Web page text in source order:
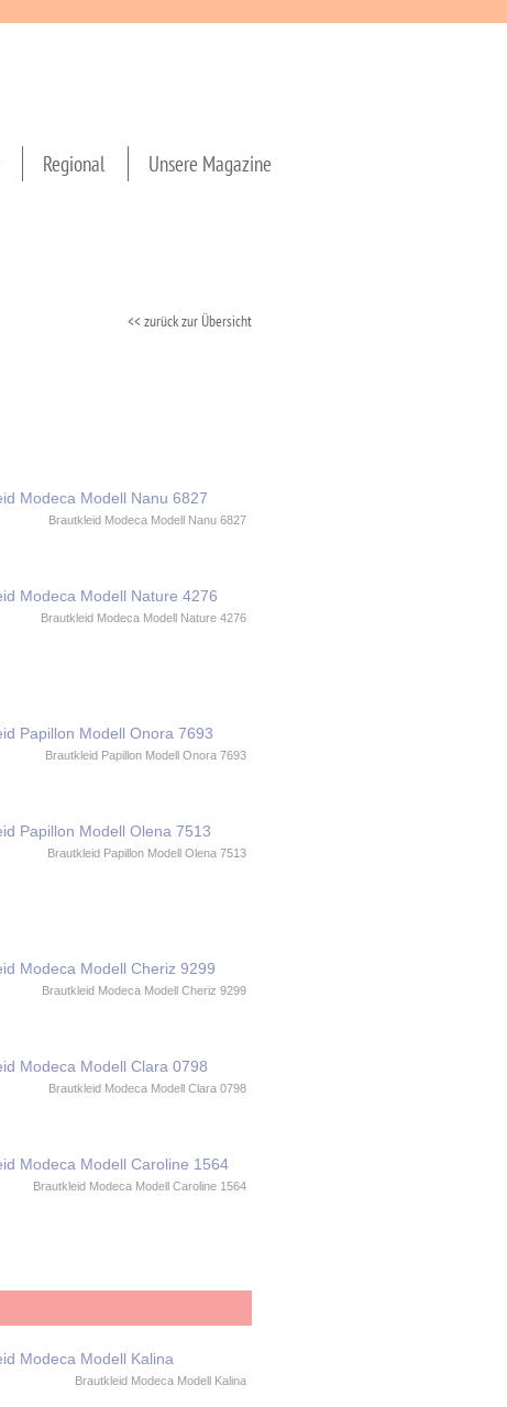
Regional Unsere Magazine
<< zurück zur Übersicht
Brautkleid Modeca Modell Nanu 6827
Brautkleid Modeca Modell Nature 4276
Brautkleid Papillon Modell Onora 7693
Brautkleid Papillon Modell Olena 7513
Brautkleid Modeca Modell Cheriz 9299
Brautkleid Modeca Modell Clara 0798
Brautkleid Modeca Modell Caroline 1564
Brautkleid Modeca Modell Kalina